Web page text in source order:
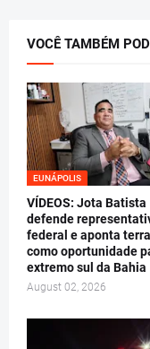
VOCÊ TAMBÉM
EUNÁPOLIS
VÍDEOS: Jota Batista
defende
federal e aponta
como oportunidade
extremo sul da Bahia
August 02, 2026